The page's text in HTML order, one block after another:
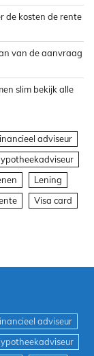
de kosten de rente
van de aanvraag
slim bekijk alle
adviseur
Lening
Visa card
adviseur